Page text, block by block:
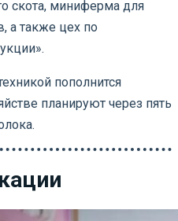
скота, миниферма для
а также цех по
пополнится
планируют через пять
⠀